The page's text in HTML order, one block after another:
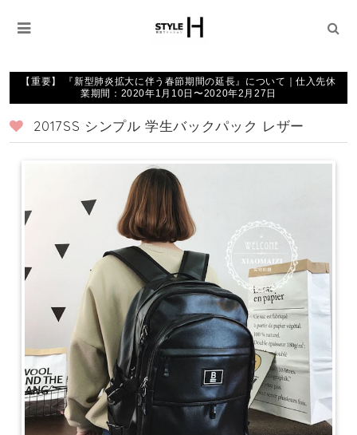
【重要】 『新型肺炎拡大に伴う春節期間の延長』について｜仕入先休
業期間：2020年1月10日〜2020年2月27日
2017SS シンプル 学生バックパック レザー